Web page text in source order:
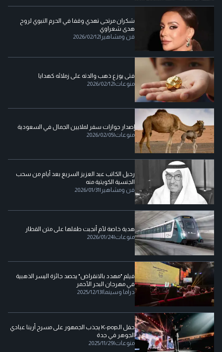
شكران مرتجى تهدي وقفا في الحرم النبوي لروح
هدى شعراوي
فن ومشاهير |
2026/02/12
فتى يوزع ذهب والدته على زملائه كهدايا
منوعات|
2026/02/12
إصدار جوازات سفر لملايين الجمال في السعودية
منوعات|
2026/02/05
رحيل الكاتب عبد العزيز السريع بعد أيام من سحب
الجنسية الكويتية منه
فن ومشاهير |
2026/01/31
هدية خاصة لأم أنجبت طفلها على متن القطار
منوعات|
2026/01/24
فيلم "مهدد بالانقراض" يحصد جائزة اليسر الذهبية
في مهرجان البحر الأحمر
دراما وسينما |
2025/12/13
حفل الـK-pop يجذب الجمهور على مسرح أرينا عبادي
الجوهر في جدة
منوعات|
2025/11/29